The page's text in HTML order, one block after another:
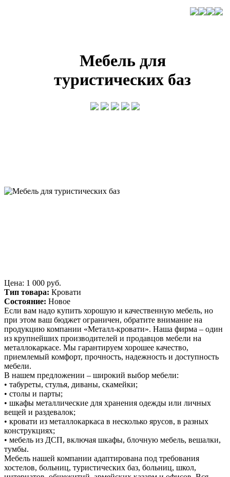
Мебель для
туристических баз
Цена: 1 000 руб.
Тип товара: Кровати
Состояние: Новое
Если вам надо купить хорошую и качественную мебель, но
при этом ваш бюджет ограничен, обратите внимание на
продукцию компании «Металл-кровати». Наша фирма – один
из крупнейших производителей и продавцов мебели на
металлокаркасе. Мы гарантируем хорошее качество,
приемлемый комфорт, прочность, надежность и доступность
мебели.
В нашем предложении – широкий выбор мебели:
• табуреты, стулья, диваны, скамейки;
• столы и парты;
• шкафы металлические для хранения одежды или личных
вещей и раздевалок;
• кровати из металлокаркаса в несколько ярусов, в разных
конструкциях;
• мебель из ДСП, включая шкафы, блочную мебель, вешалки,
тумбы.
Мебель нашей компании адаптирована под требования
хостелов, больниц, туристических баз, больниц, школ,